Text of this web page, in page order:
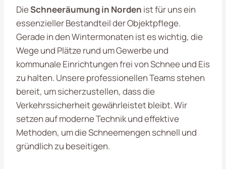
DieSchneeräumung in Norden ist für uns ein
essenzieller Bestandteil der Objektpflege.
Gerade in den Wintermonaten ist es wichtig, die
Wege und Plätze rund um Gewerbe und
kommunale Einrichtungen frei von Schnee und Eis
zu halten. Unsere professionellen Teams stehen
bereit, um sicherzustellen, dass die
Verkehrssicherheit gewährleistet bleibt. Wir
setzen auf moderne Technik und effektive
Methoden, um die Schneemengen schnell und
gründlich zu beseitigen.